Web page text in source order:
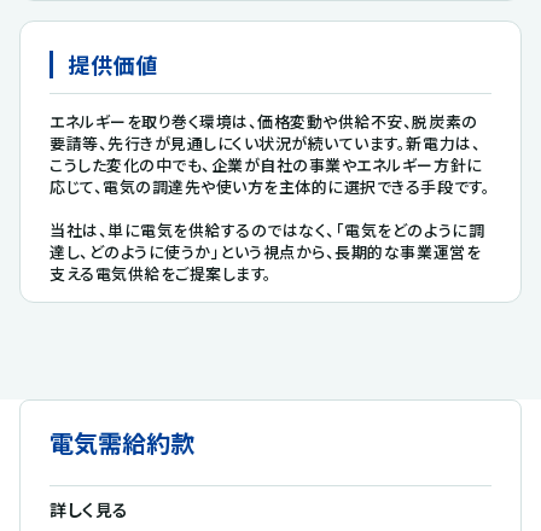
提供価値
エネルギーを取り巻く環境は、価格変動や供給不安、脱炭素の
要請等、先行きが見通しにくい状況が続いています。新電力は、
こうした変化の中でも、企業が自社の事業やエネルギー方針に
応じて、電気の調達先や使い方を主体的に選択できる手段です。
当社は、単に電気を供給するのではなく、「電気をどのように調
達し、どのように使うか」という視点から、長期的な事業運営を
支える電気供給をご提案します。
電気需給約款
詳しく見る